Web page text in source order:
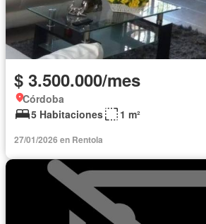
$ 3.500.000/mes
Córdoba
5 Habitaciones
1 m²
27/01/2026 en Rentola